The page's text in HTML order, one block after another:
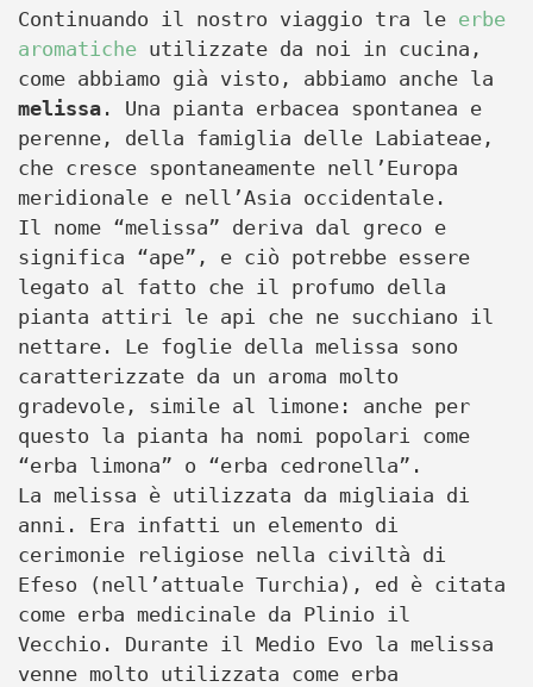
Continuando il nostro viaggio tra le erbe
aromatiche utilizzate da noi in cucina,
come abbiamo già visto, abbiamo anche la
melissa . Una pianta erbacea spontanea e
perenne, della famiglia delle Labiateae,
che cresce spontaneamente nell’Europa
meridionale e nell’Asia occidentale.
Il nome “melissa” deriva dal greco e
significa “ape”, e ciò potrebbe essere
legato al fatto che il profumo della
pianta attiri le api che ne succhiano il
nettare. Le foglie della melissa sono
caratterizzate da un aroma molto
gradevole, simile al limone: anche per
questo la pianta ha nomi popolari come
“erba limona” o “erba cedronella”.
La melissa è utilizzata da migliaia di
anni. Era infatti un elemento di
cerimonie religiose nella civiltà di
Efeso (nell’attuale Turchia), ed è citata
come erba medicinale da Plinio il
Vecchio. Durante il Medio Evo la melissa
venne molto utilizzata come erba